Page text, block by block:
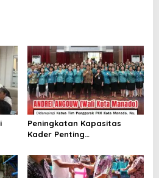
Peningkatan Kapasitas
Kader Penting
Sebagai Mitra Pemkot